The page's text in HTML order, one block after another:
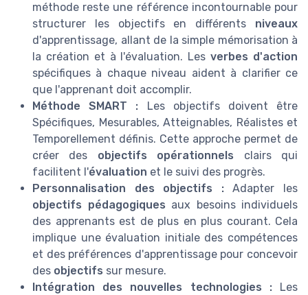
méthode reste une référence incontournable pour
structurer les objectifs en différents niveaux
d'apprentissage, allant de la simple mémorisation à
la création et à l'évaluation. Lesverbes d'action
spécifiques à chaque niveau aident à clarifier ce
que l'apprenant doit accomplir.
Méthode SMART : Les objectifs doivent être
Spécifiques, Mesurables, Atteignables, Réalistes et
Temporellement définis. Cette approche permet de
créer des objectifs opérationnels clairs qui
facilitent l'évaluation et le suivi des progrès.
Personnalisation des objectifs :Adapter les
objectifs pédagogiques aux besoins individuels
des apprenants est de plus en plus courant. Cela
implique une évaluation initiale des compétences
et des préférences d'apprentissage pour concevoir
des objectifs sur mesure.
Intégration des nouvelles technologies :Les